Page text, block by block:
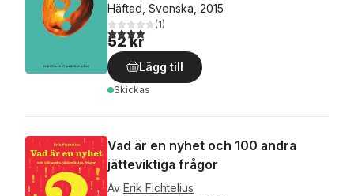
Häftad, Svenska, 2015
4,0utav 5 stjärnor. Totalt antal röster:
(1)
52 kr
Lägg till
Skickas
Vad är en nyhet och 100 andra
jätteviktiga frågor
Av Erik Fichtelius